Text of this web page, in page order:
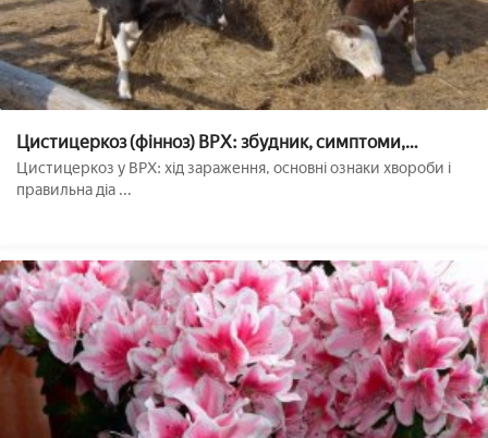
Цистицеркоз (фінноз) ВРХ: збудник, симптоми,
лікування і профілактика
Цистицеркоз у ВРХ: хід зараження, основні ознаки хвороби і
правильна діа ...